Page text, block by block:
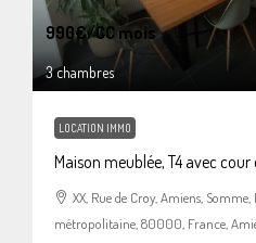
990€/CC mois
3 chambres
LOCATION IMMO
Maison meublée, T4 avec
XX, Rue de Croy, Amiens,
métropolitaine, 80000, France,